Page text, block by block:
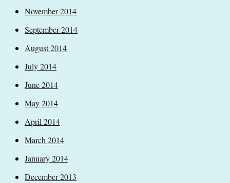
November 2014
September 2014
August 2014
July 2014
June 2014
May 2014
April 2014
March 2014
January 2014
December 2013